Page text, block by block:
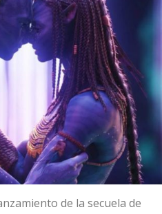
de la secuela de